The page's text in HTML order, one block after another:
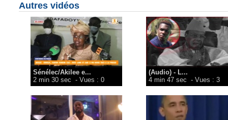
Autres vidéos
Sénélec/Akilee e...
2 min 30 sec - Vues : 0
(Audio) - L...
4 min 47 sec - Vues : 3